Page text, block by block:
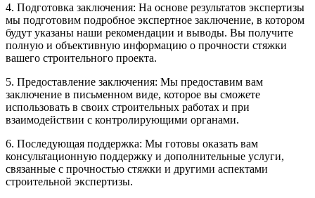
4. Подготовка заключения: На основе результатов экспертизы
мы подготовим подробное экспертное заключение, в котором
будут указаны наши рекомендации и выводы. Вы получите
полную и объективную информацию о прочности стяжки
вашего строительного проекта.
5. Предоставление заключения: Мы предоставим вам
заключение в письменном виде, которое вы сможете
использовать в своих строительных работах и при
взаимодействии с контролирующими органами.
6. Последующая поддержка: Мы готовы оказать вам
консультационную поддержку и дополнительные услуги,
связанные с прочностью стяжки и другими аспектами
строительной экспертизы.